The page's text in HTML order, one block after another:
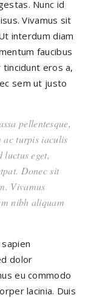
Nunc id
Vivamus sit
interdum diam
faucibus
eros a,
sem ut justo
pellentesque,
ac turpis iaculis
eget,
Donec sit
Vivamus
nibh aliquam
dolor
eu commodo
lacinia. Duis